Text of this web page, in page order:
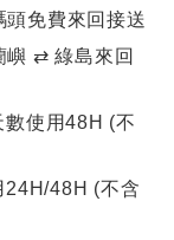
免費來回接送
嶼 ⇄ 綠島來回
數使用48H (不
24H/48H (不含